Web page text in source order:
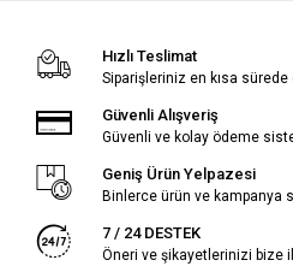
Hızlı Teslimat
Siparişleriniz en kısa sürede
Güvenli Alışveriş
Güvenli ve kolay ödeme
Geniş Ürün Yelpazesi
Binlerce ürün ve kampanya
7 / 24 DESTEK
Öneri ve şikayetlerinizi bize